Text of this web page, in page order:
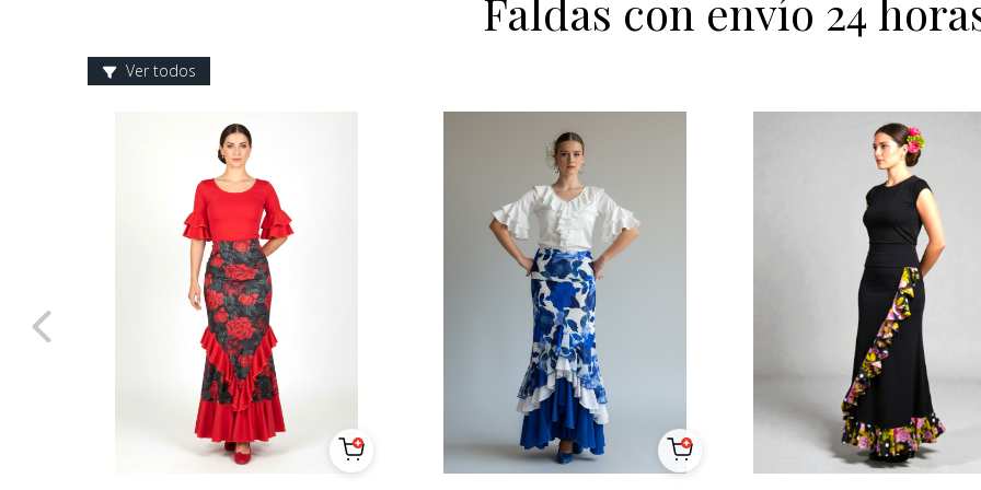
Faldas con envío 24
Ver todos